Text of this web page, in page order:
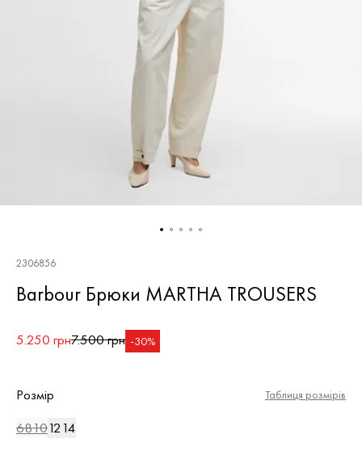
2306856
Barbour Брюки MARTHA TROUSERS
5.250 грн7.500 грн -30%
Розмір Таблиця розмірів
681012 14